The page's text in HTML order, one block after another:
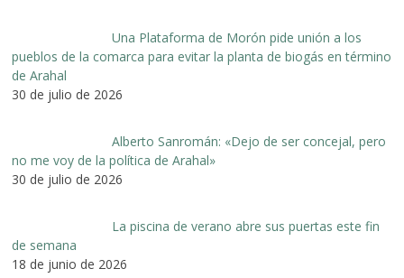
Una Plataforma de Morón pide unión a los
pueblos de la comarca para evitar la planta de biogás en término
de Arahal
30 de julio de 2026
Alberto Sanromán: «Dejo de ser concejal, pero
no me voy de la política de Arahal»
30 de julio de 2026
La piscina de verano abre sus puertas este fin
de semana
18 de junio de 2026